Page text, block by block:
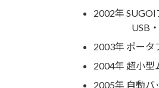
2002年
USB・
2003年 ポータ
2004年 超小型
2005年 自動バ